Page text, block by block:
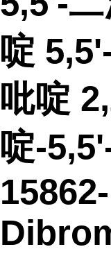
啶
吡啶
啶-